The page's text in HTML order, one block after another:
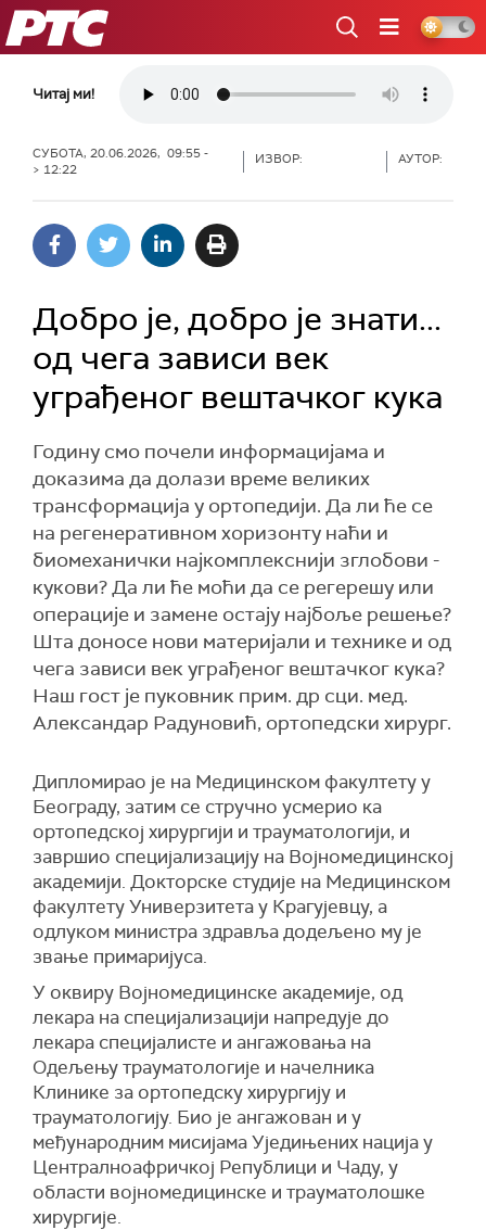
РТС
Читај ми!
СУБОТА, 20.06.2026, 09:55 -
> 12:22
ИЗВОР: АУТОР:
Добро је, добро је знати...
од чега зависи век
уграђеног вештачког кука
Годину смо почели информацијама и
доказима да долази време великих
трансформација у ортопедији. Да ли ће се
на регенеративном хоризонту наћи и
биомеханички најкомплекснији зглобови -
кукови? Да ли ће моћи да се регерешу или
операције и замене остају најбоље решење?
Шта доносе нови материјали и технике и од
чега зависи век уграђеног вештачког кука?
Наш гост је пуковник прим. др сци. мед.
Александар Радуновић, ортопедски хирург.
Дипломирао је на Медицинском факултету у
Београду, затим се стручно усмерио ка
ортопедској хирургији и трауматологији, и
завршио специјализацију на Војномедицинској
академији. Докторске студије на Медицинском
факултету Универзитета у Крагујевцу, а
одлуком министра здравља додељено му је
звање примаријуса.
У оквиру Војномедицинске академије, од
лекара на специјализацији напредује до
лекара специјалисте и ангажовања на
Одељењу трауматологије и начелника
Клинике за ортопедску хирургију и
трауматологију. Био је ангажован и у
међународним мисијама Уједињених нација у
Централноафричкој Републици и Чаду, у
области војномедицинске и трауматолошке
хирургије.